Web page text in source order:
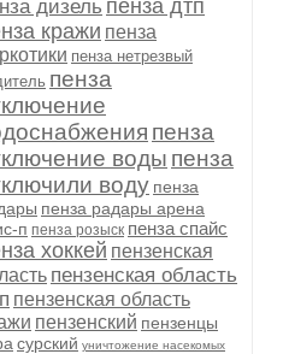
дизель пенза дтп
кражи пенза
пенза нетрезвый
пенза
пенза
воды пенза
воду пенза
пенза радары арена
п пенза розыск пенза спайс
хоккей пензенская
пензенская область
пензенская область
пензенский пензенцы
сурский уничтожение насекомых